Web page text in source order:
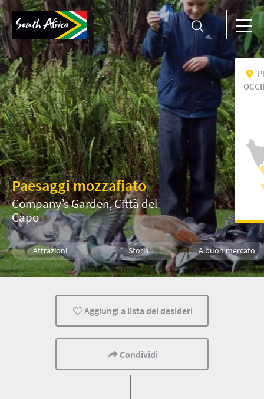
Paesaggi mozzafiato
Company’s Garden, Città del
Capo
Attrazioni Storia A buon mercato
Bambini Cape Town
Aggiungi a lista dei desideri
Condividi